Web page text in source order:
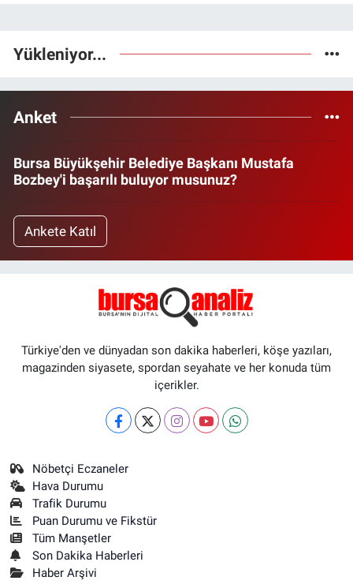
Yükleniyor...
Anket
Bursa Büyükşehir Belediye Başkanı Mustafa
Bozbey'i başarılı buluyor musunuz?
Ankete Katıl
Türkiye'den ve dünyadan son dakika haberleri, köşe yazıları,
magazinden siyasete, spordan seyahate ve her konuda tüm
içerikler.
Nöbetçi Eczaneler
Hava Durumu
Trafik Durumu
Puan Durumu ve Fikstür
Tüm Manşetler
Son Dakika Haberleri
Haber Arşivi